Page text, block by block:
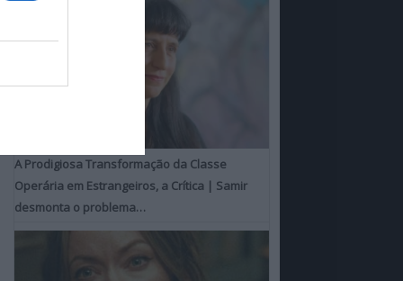
A Prodigiosa Transformação da Classe
Operária em Estrangeiros, a Crítica | Samir
desmonta o problema…